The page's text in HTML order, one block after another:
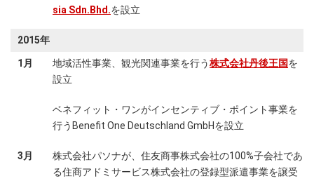
sia Sdn.Bhd.を設立
2015年
1月 地域活性事業、観光関連事業を行う株式会社丹後王国を
設立
ベネフィット・ワンがインセンティブ・ポイント事業を
行うBenefit One Deutschland GmbHを設立
3月
株式会社パソナが、住友商事株式会社の100%子会社であ
る住商アドミサービス株式会社の登録型派遣事業を譲受